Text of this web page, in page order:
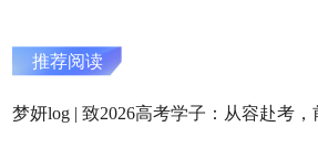
推荐阅读
梦妍log | 致2026高考学子：从容赴考，